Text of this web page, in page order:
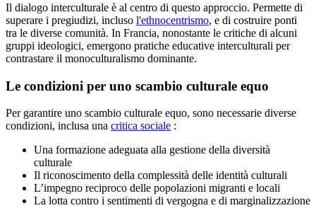
Il dialogo interculturale è al centro di questo approccio. Permette di
superare i pregiudizi, incluso l'ethnocentrismo, e di costruire ponti
tra le diverse comunità. In Francia, nonostante le critiche di alcuni
gruppi ideologici, emergono pratiche educative interculturali per
contrastare il monoculturalismo dominante.
Le condizioni per uno scambio culturale equo
Per garantire uno scambio culturale equo, sono necessarie diverse
condizioni, inclusa una critica sociale :
Una formazione adeguata alla gestione della diversità
culturale
Il riconoscimento della complessità delle identità culturali
L’impegno reciproco delle popolazioni migranti e locali
La lotta contro i sentimenti di vergogna e di marginalizzazione